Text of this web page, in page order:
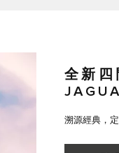
全新四
溯源經典，